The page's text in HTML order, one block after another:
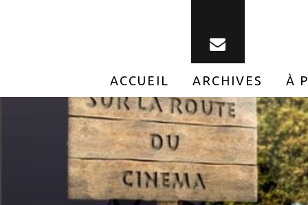
ACCUEIL ARCHIVES À